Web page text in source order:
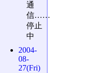
通
信……
停止
中
2004-
08-
27(Fri)